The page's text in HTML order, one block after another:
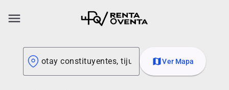
menu
mapVer Mapa